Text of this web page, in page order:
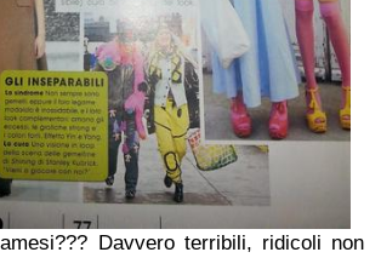
Davvero terribili, ridicoli non